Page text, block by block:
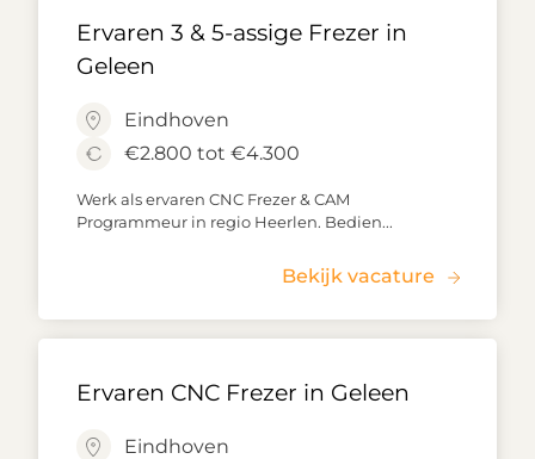
Ervaren 3 & 5-assige Frezer in
Geleen
Eindhoven
€2.800 tot €4.300
Werk als ervaren CNC Frezer & CAM
Programmeur in regio Heerlen. Bedien...
Bekijk vacature
Ervaren CNC Frezer in Geleen
Eindhoven